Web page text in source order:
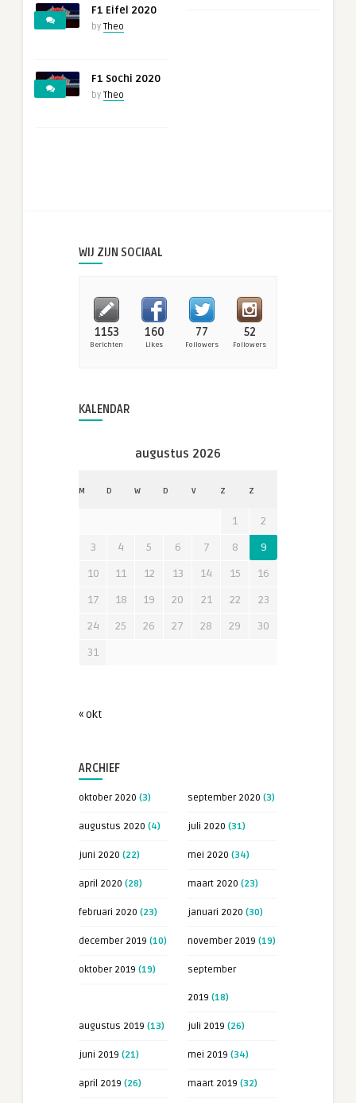
F1 Eifel 2020
by Theo
F1 Sochi 2020
by Theo
WIJ ZIJN SOCIAAL
1153
Berichten
160
Likes
77
Followers
52
Followers
KALENDAR
augustus 2026
M D W D V Z Z
1
2
3
4 5 6 7 8
9
10
11 12 13 14 15
16
17
18 19 20 21 22
23
24
25 26 27 28 29
30
31
« okt
ARCHIEF
oktober 2020 (3) september 2020 (3)
augustus 2020 (4) juli 2020 (31)
juni 2020 (22) mei 2020 (34)
april 2020 (28) maart 2020 (23)
februari 2020 (23) januari 2020 (30)
december 2019 (10) november 2019 (19)
oktober 2019 (19) september
2019 (18)
augustus 2019 (13) juli 2019 (26)
juni 2019 (21) mei 2019 (34)
april 2019 (26) maart 2019 (32)